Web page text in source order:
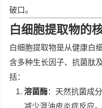
破口。
白细胞提取物的
白细胞提取物是从健康白
含多种生长因子、抗菌肽
括：
溶菌酶：天然抗菌成
减少混油皮炎症反应。